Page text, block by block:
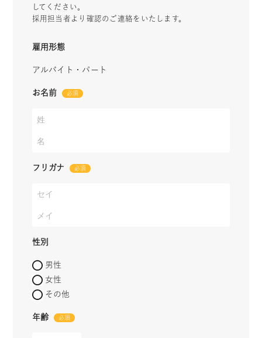
してください。
採用担当者より確認のご連絡をいたします。
雇用形態
アルバイト・パート
お名前
フリガナ
性別
男性
女性
その他
年齢